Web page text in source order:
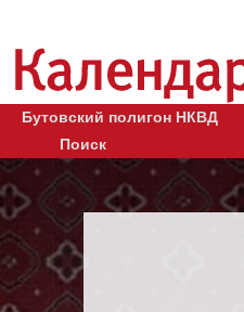
Бутовский полигон НКВД
Поиск